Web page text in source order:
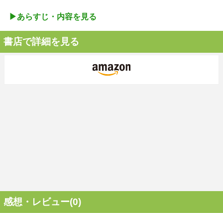
▶︎あらすじ・内容を見る
書店で詳細を見る
感想・レビュー(0)